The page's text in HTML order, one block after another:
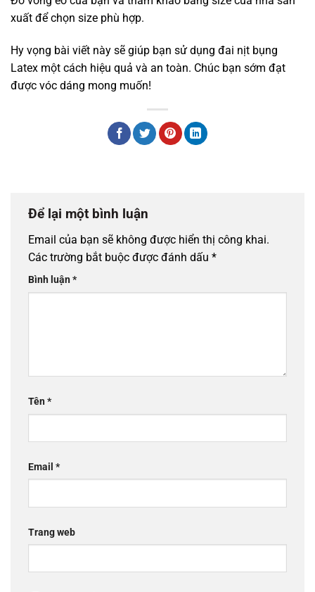
xuất để chọn size phù hợp.
Hy vọng bài viết này sẽ giúp bạn sử dụng đai nịt bụng
Latex một cách hiệu quả và an toàn. Chúc bạn sớm đạt
được vóc dáng mong muốn!
Để lại một bình luận
Email của bạn sẽ không được hiển thị công khai.
Các trường bắt buộc được đánh dấu *
Bình luận*
Tên*
Email *
Trang web